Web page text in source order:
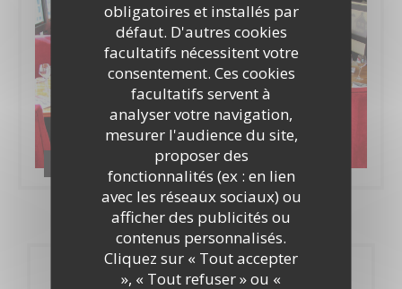
obligatoires et installés par
défaut. D'autres cookies
facultatifs nécessitent votre
consentement. Ces cookies
facultatifs servent à
analyser votre navigation,
mesurer l'audience du site,
proposer des
fonctionnalités (ex : en lien
avec les réseaux sociaux) ou
afficher des publicités ou
contenus personnalisés.
Cliquez sur « Tout accepter
», « Tout refuser » ou «
Réservation